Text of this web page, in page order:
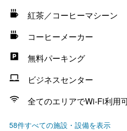
紅茶／コーヒーマシーン
コーヒーメーカー
無料パーキング
ビジネスセンター
全てのエリアでWi-Fi利用
58件すべての施設・設備を表示